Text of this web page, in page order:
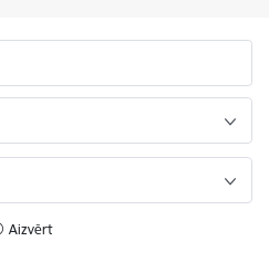
Aizvērt